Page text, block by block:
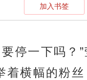
加入书签
要停一下吗？
着横幅的粉